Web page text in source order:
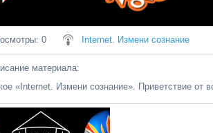
: 0 Internet. Измени сознание
материала:
«Internet. Измени сознание». Приветствие от